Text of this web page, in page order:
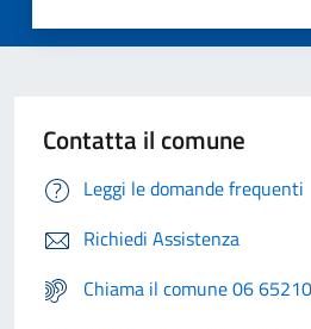
Contatta il comune
Leggi le domande frequenti
Richiedi Assistenza
Chiama il comune 06